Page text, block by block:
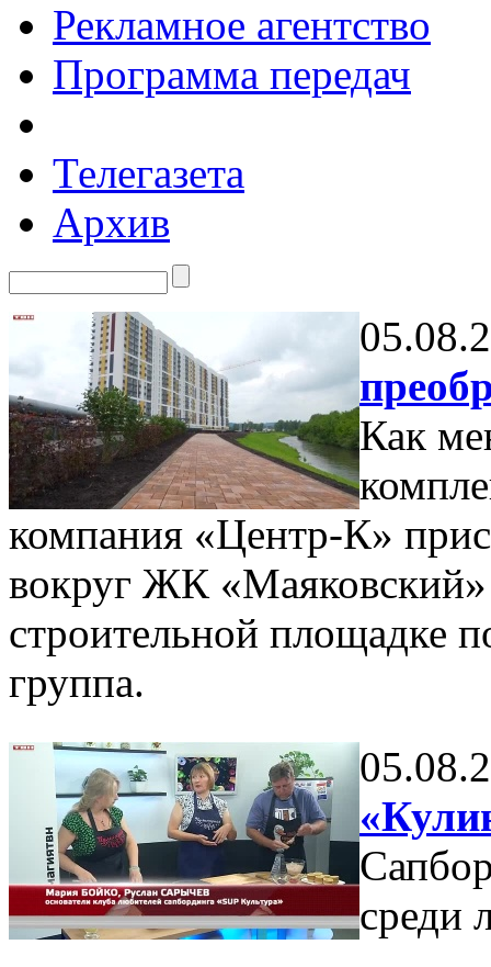
Рекламное агентство
Программа передач
Телегазета
Архив
Как
компания «Центр-К»
вокруг ЖК
строительной площадке
группа.
среди